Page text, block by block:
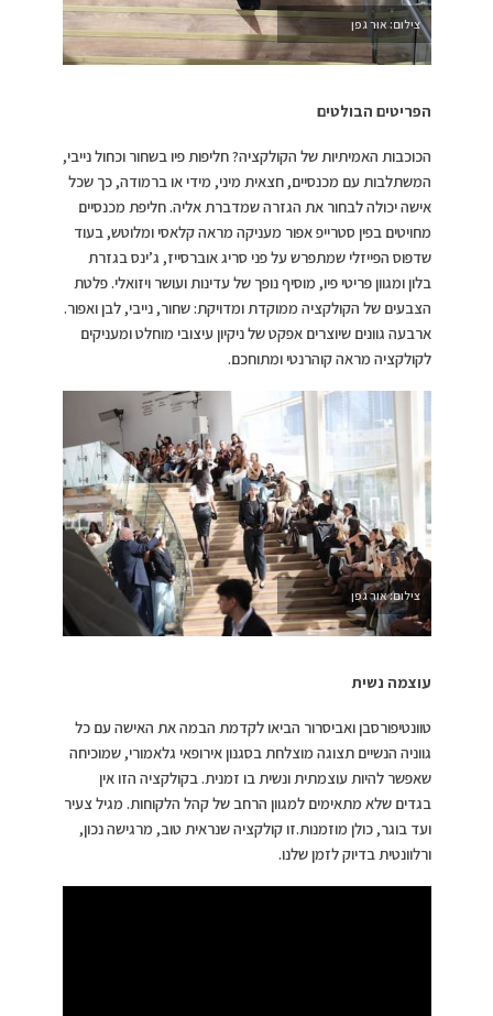
צילום: אור גפן
הפריטים הבולטים
הכוכבות האמיתיות של הקולקציה? חליפות פיו בשחור וכחול נייבי,
המשתלבות עם מכנסיים, חצאית מיני, מידי או ברמודה, כך שכל
אישה יכולה לבחור את הגזרה שמדברת אליה. חליפת מכנסיים
מחויטים בפין סטרייפ אפור מעניקה מראה קלאסי ומלוטש, בעוד
שדפוס הפייזלי שמתפרש על פני סריג אוברסייז, ג’ינס בגזרת
בלון ומגוון פריטי פיו, מוסיף נופך של עדינות ועושר ויזואלי. פלטת
הצבעים של הקולקציה ממוקדת ומדויקת: שחור, נייבי, לבן ואפור.
ארבעה גוונים שיוצרים אפקט של ניקיון עיצובי מוחלט ומעניקים
לקולקציה מראה קוהרנטי ומתוחכם.
צילום: אור גפן
עוצמה נשית
טוונטיפורסבן ואביסרור הביאו לקדמת הבמה את האישה עם כל
גווניה הנשיים תצוגה מוצלחת בסגנון אירופאי גלאמורי, שמוכיחה
שאפשר להיות עוצמתית ונשית בו זמנית. בקולקציה הזו אין
בגדים שלא מתאימים למגוון הרחב של קהל הלקוחות. מגיל צעיר
ועד בוגר, כולן מוזמנות.זו קולקציה שנראית טוב, מרגישה נכון,
ורלוונטית בדיוק לזמן שלנו.